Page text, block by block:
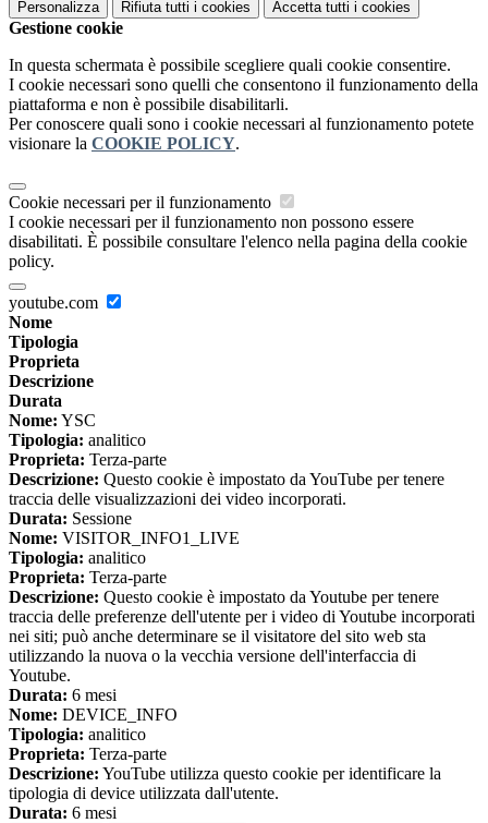
Personalizza Rifiuta tutti i cookies Accetta tutti i cookies
Gestione cookie
In questa schermata è possibile scegliere quali cookie consentire.
I cookie necessari sono quelli che consentono il funzionamento della
piattaforma e non è possibile disabilitarli.
Per conoscere quali sono i cookie necessari al funzionamento potete
visionare la COOKIE POLICY.
Cookie necessari per il funzionamento
I cookie necessari per il funzionamento non possono essere
disabilitati. È possibile consultare l'elenco nella pagina della cookie
policy.
youtube.com
Nome
Tipologia
Proprieta
Descrizione
Durata
Nome: YSC
Tipologia: analitico
Proprieta: Terza-parte
Descrizione: Questo cookie è impostato da YouTube per tenere
traccia delle visualizzazioni dei video incorporati.
Durata: Sessione
Nome: VISITOR_INFO1_LIVE
Tipologia: analitico
Proprieta: Terza-parte
Descrizione: Questo cookie è impostato da Youtube per tenere
traccia delle preferenze dell'utente per i video di Youtube incorporati
nei siti; può anche determinare se il visitatore del sito web sta
utilizzando la nuova o la vecchia versione dell'interfaccia di
Youtube.
Durata: 6 mesi
Nome: DEVICE_INFO
Tipologia: analitico
Proprieta: Terza-parte
Descrizione: YouTube utilizza questo cookie per identificare la
tipologia di device utilizzata dall'utente.
Durata: 6 mesi